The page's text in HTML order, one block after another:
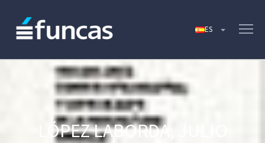
LÓPEZ LABORDA, JULIO